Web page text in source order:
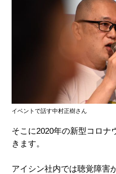
イベントで話す中村正樹さん
そこに2020年の新型コロナ
きます。
アイシン社内では聴覚障害